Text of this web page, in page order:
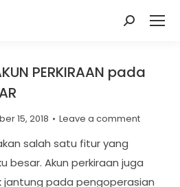
Search:
PERKIRAAN pada
15, 2018 Leave a comment
salah satu fitur yang
besar. Akun perkiraan juga
jantung pada pengoperasian